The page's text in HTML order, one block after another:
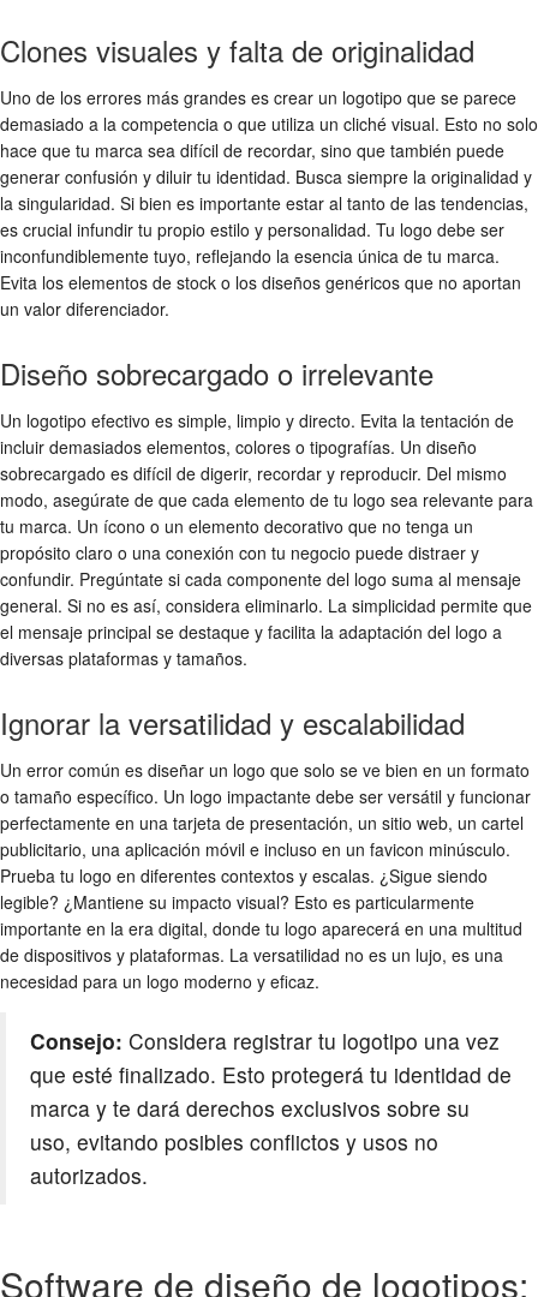
Clones visuales y falta de originalidad
Uno de los errores más grandes es crear un logotipo que se parece
demasiado a la competencia o que utiliza un cliché visual. Esto no solo
hace que tu marca sea difícil de recordar, sino que también puede
generar confusión y diluir tu identidad. Busca siempre la originalidad y
la singularidad. Si bien es importante estar al tanto de las tendencias,
es crucial infundir tu propio estilo y personalidad. Tu logo debe ser
inconfundiblemente tuyo, reflejando la esencia única de tu marca.
Evita los elementos de stock o los diseños genéricos que no aportan
un valor diferenciador.
Diseño sobrecargado o irrelevante
Un logotipo efectivo es simple, limpio y directo. Evita la tentación de
incluir demasiados elementos, colores o tipografías. Un diseño
sobrecargado es difícil de digerir, recordar y reproducir. Del mismo
modo, asegúrate de que cada elemento de tu logo sea relevante para
tu marca. Un ícono o un elemento decorativo que no tenga un
propósito claro o una conexión con tu negocio puede distraer y
confundir. Pregúntate si cada componente del logo suma al mensaje
general. Si no es así, considera eliminarlo. La simplicidad permite que
el mensaje principal se destaque y facilita la adaptación del logo a
diversas plataformas y tamaños.
Ignorar la versatilidad y escalabilidad
Un error común es diseñar un logo que solo se ve bien en un formato
o tamaño específico. Un logo impactante debe ser versátil y funcionar
perfectamente en una tarjeta de presentación, un sitio web, un cartel
publicitario, una aplicación móvil e incluso en un favicon minúsculo.
Prueba tu logo en diferentes contextos y escalas. ¿Sigue siendo
legible? ¿Mantiene su impacto visual? Esto es particularmente
importante en la era digital, donde tu logo aparecerá en una multitud
de dispositivos y plataformas. La versatilidad no es un lujo, es una
necesidad para un logo moderno y eficaz.
Consejo: Considera registrar tu logotipo una vez
que esté finalizado. Esto protegerá tu identidad de
marca y te dará derechos exclusivos sobre su
uso, evitando posibles conflictos y usos no
autorizados.
Software de diseño de logotipos: